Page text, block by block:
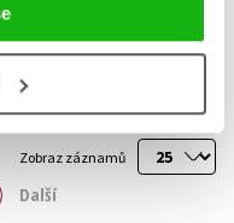
Zobraz záznamů
Další